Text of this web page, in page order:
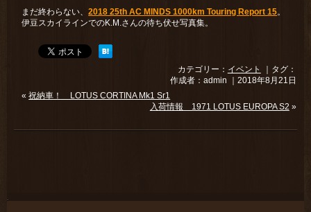
まだ終わらない、2018 25th AC MINDS 1000km Touring Report 15。
伊豆スカイラインでのK.M.さんの待ち伏せ写真集。
カテゴリー： イベント
｜タグ：
作成者：admin ｜2018年8月21日
«祝納車！ LOTUS CORTINA Mk1 Sr1
入荷情報 1971 LOTUS EUROPA S2 »